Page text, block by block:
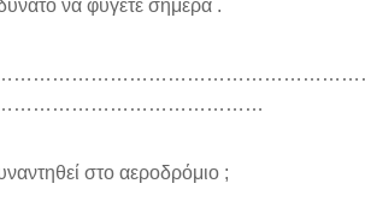
να φύγετε σήμερα .
στο αεροδρόμιο ;